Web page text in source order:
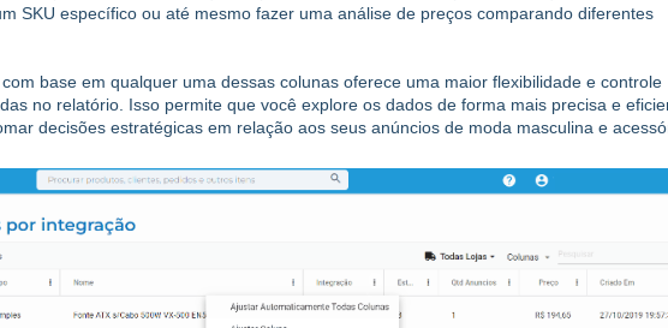
SKU específico ou até mesmo fazer uma análise de preços comparando diferentes
base em qualquer uma dessas colunas oferece uma maior flexibilidade e controle
no relatório. Isso permite que você explore os dados de forma mais precisa e
decisões estratégicas em relação aos seus anúncios de moda masculina e